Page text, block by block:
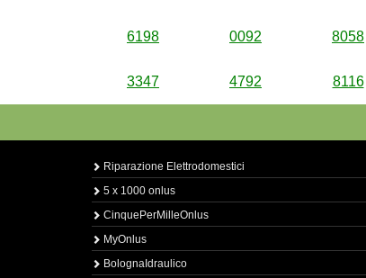
6198 0092 8058
3347 4792 8116
Riparazione Elettrodomestici
5 x 1000 onlus
CinquePerMilleOnlus
MyOnlus
BolognaIdraulico